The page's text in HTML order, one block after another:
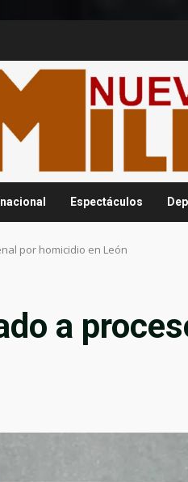
Espectáculos
por homicidio en León
a